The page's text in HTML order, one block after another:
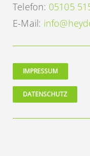
Telefon: 05105
E-Mail:
IMPRESSUM
DATENSCHUTZ